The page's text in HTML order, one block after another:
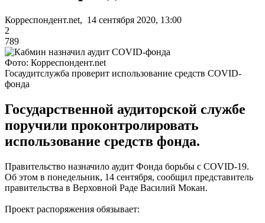
Корреспондент.net, 14 сентября 2020, 13:00
2
789
Фото: Корреспондент.net
Госаудитслужба проверит использование средств COVID-
фонда
Государственной аудиторской службе
поручили проконтролировать
использование средств фонда.
Правительство назначило аудит Фонда борьбы с COVID-19.
Об этом в понедельник, 14 сентября, сообщил представитель
правительства в Верховной Раде Василий Мокан.
Проект распоряжения обязывает: